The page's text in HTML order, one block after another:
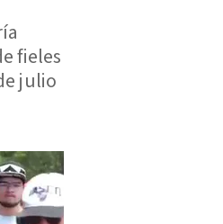
fieles
julio